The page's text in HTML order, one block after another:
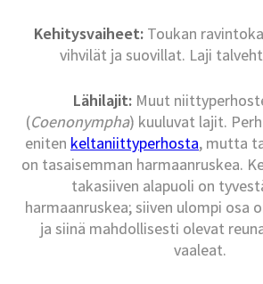
Kehitysvaiheet: Toukan
vihvilät ja suovillat. Laji
Lähilajit:Muut
(Coenonympha) kuuluvat lajit.
eniten keltaniittyperhosta, mutta
on tasaisemman harmaanruskea.
takasiiven alapuoli on
harmaanruskea; siiven ulompi osa
ja siinä mahdollisesti olevat
vaaleat.